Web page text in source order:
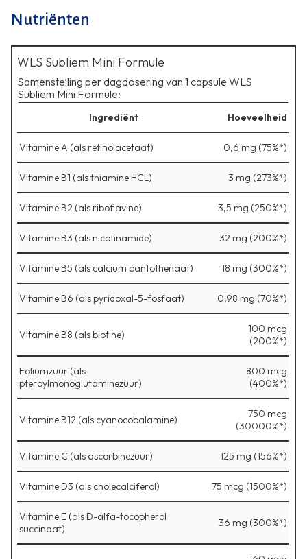
Nutriënten
WLS Subliem Mini Formule
Samenstelling per dagdosering van 1 capsule WLS
Subliem Mini Formule:
Ingrediënt Hoeveelheid
Vitamine A (als retinolacetaat) 0,6 mg (75%*)
Vitamine B1 (als thiamine HCL) 3 mg (273%*)
Vitamine B2 (als riboflavine) 3,5 mg (250%*)
Vitamine B3 (als nicotinamide) 32 mg (200%*)
Vitamine B5 (als calcium pantothenaat) 18 mg (300%*)
Vitamine B6 (als pyridoxal-5-fosfaat) 0,98 mg (70%*)
Vitamine B8 (als biotine)
100 mcg
(200%*)
Foliumzuur (als
pteroylmonoglutaminezuur)
800 mcg
(400%*)
Vitamine B12 (als cyanocobalamine)
750 mcg
(30000%*)
Vitamine C (als ascorbinezuur) 125 mg (156%*)
Vitamine D3 (als cholecalciferol) 75 mcg (1500%*)
Vitamine E (als D-alfa-tocopherol
succinaat)
36 mg (300%*)